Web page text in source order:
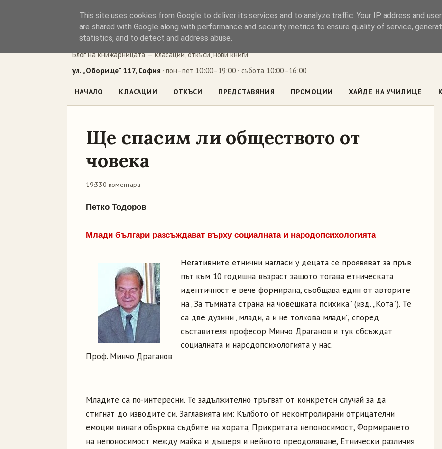
Книжен ъгъл
Блог на книжарницата — класации, откъси, нови книги
ул. „Оборище" 117, София · пон–пет 10:00–19:00 · събота 10:00–16:00
НАЧАЛО КЛАСАЦИИ ОТКЪСИ ПРЕДСТАВЯНИЯ ПРОМОЦИИ ХАЙДЕ НА УЧИЛИЩЕ
Ще спасим ли обществото от
човека
19:330 коментара
Петко Тодоров
Млади българи разсъждават върху социалната и народопсихологията
Проф. Минчо Драганов
Негативните етнични нагласи у децата се проявяват за пръв
път към 10 годишна възраст защото тогава етническата
идентичност е вече формирана, съобщава един от авторите
на „За тъмната страна на човешката психика” (изд. „Кота”). Те
са две дузини „млади, а и не толкова млади”, според
съставителя професор Минчо Драганов и тук обсъждат
социалната и народопсихологията у нас.
Младите са по-интересни. Те задължително тръгват от конкретен случай за да
стигнат до изводите си. Заглавията им: Кълбото от неконтролирани отрицателни
емоции винаги обърква съдбите на хората, Прикритата непоносимост, Формирането
на непоносимост между майка и дъщеря и нейното преодоляване, Етнически различия
This site uses cookies from Google to deliver its services and to analyze traffic. Your IP address and
are shared with Google along with performance and security metrics to ensure quality of service,
statistics, and to detect and address abuse.